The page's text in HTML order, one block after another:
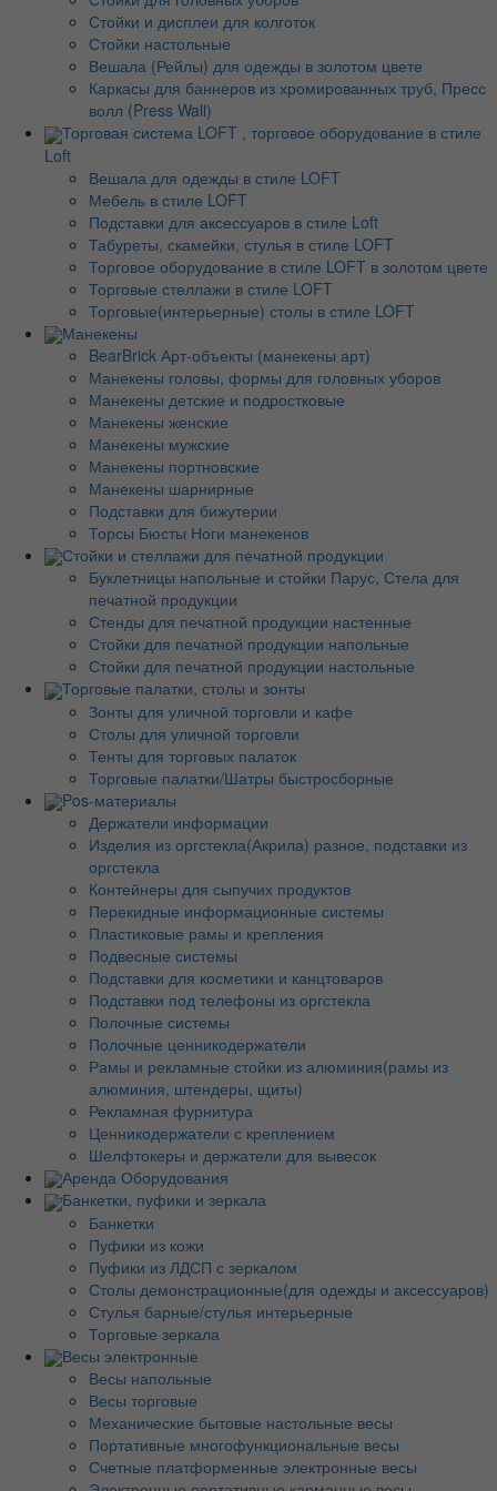
Стойки и дисплеи для колготок
Стойки настольные
Вешала (Рейлы) для одежды в золотом цвете
Каркасы для баннеров из хромированных труб, Пресс
волл (Press Wall)
Торговая система LOFT , торговое оборудование в стиле
Loft
Вешала для одежды в стиле LOFT
Мебель в стиле LOFT
Подставки для аксессуаров в стиле Loft
Табуреты, скамейки, стулья в стиле LOFT
Торговое оборудование в стиле LOFT в золотом цвете
Торговые стеллажи в стиле LOFT
Торговые(интерьерные) столы в стиле LOFT
Манекены
BearBrick Арт-объекты (манекены арт)
Манекены головы, формы для головных уборов
Манекены детские и подростковые
Манекены женские
Манекены мужские
Манекены портновские
Манекены шарнирные
Подставки для бижутерии
Торсы Бюсты Ноги манекенов
Стойки и стеллажи для печатной продукции
Буклетницы напольные и стойки Парус, Стела для
печатной продукции
Стенды для печатной продукции настенные
Стойки для печатной продукции напольные
Стойки для печатной продукции настольные
Торговые палатки, столы и зонты
Зонты для уличной торговли и кафе
Столы для уличной торговли
Тенты для торговых палаток
Торговые палатки/Шатры быстросборные
Pos-материалы
Держатели информации
Изделия из оргстекла(Акрила) разное, подставки из
оргстекла
Контейнеры для сыпучих продуктов
Перекидные информационные системы
Пластиковые рамы и крепления
Подвесные системы
Подставки для косметики и канцтоваров
Подставки под телефоны из оргстекла
Полочные системы
Полочные ценникодержатели
Рамы и рекламные стойки из алюминия(рамы из
алюминия, штендеры, щиты)
Рекламная фурнитура
Ценникодержатели с креплением
Шелфтокеры и держатели для вывесок
Аренда Оборудования
Банкетки, пуфики и зеркала
Банкетки
Пуфики из кожи
Пуфики из ЛДСП с зеркалом
Столы демонстрационные(для одежды и аксессуаров)
Стулья барные/стулья интерьерные
Торговые зеркала
Весы электронные
Весы напольные
Весы торговые
Механические бытовые настольные весы
Портативные многофункциональные весы
Счетные платформенные электронные весы